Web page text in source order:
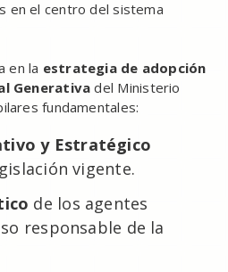
en el centro del sistema
en la estrategia de adopción
Generativa del Ministerio
fundamentales:
y Estratégico
vigente.
de los agentes
responsable de la